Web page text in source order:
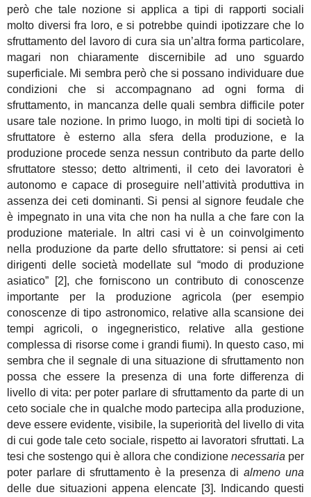
però che tale nozione si applica a tipi di rapporti sociali
molto diversi fra loro, e si potrebbe quindi ipotizzare che lo
sfruttamento del lavoro di cura sia un’altra forma particolare,
magari non chiaramente discernibile ad uno sguardo
superficiale. Mi sembra però che si possano individuare due
condizioni che si accompagnano ad ogni forma di
sfruttamento, in mancanza delle quali sembra difficile poter
usare tale nozione. In primo luogo, in molti tipi di società lo
sfruttatore è esterno alla sfera della produzione, e la
produzione procede senza nessun contributo da parte dello
sfruttatore stesso; detto altrimenti, il ceto dei lavoratori è
autonomo e capace di proseguire nell’attività produttiva in
assenza dei ceti dominanti. Si pensi al signore feudale che
è impegnato in una vita che non ha nulla a che fare con la
produzione materiale. In altri casi vi è un coinvolgimento
nella produzione da parte dello sfruttatore: si pensi ai ceti
dirigenti delle società modellate sul “modo di produzione
asiatico” [2], che forniscono un contributo di conoscenze
importante per la produzione agricola (per esempio
conoscenze di tipo astronomico, relative alla scansione dei
tempi agricoli, o ingegneristico, relative alla gestione
complessa di risorse come i grandi fiumi). In questo caso, mi
sembra che il segnale di una situazione di sfruttamento non
possa che essere la presenza di una forte differenza di
livello di vita: per poter parlare di sfruttamento da parte di un
ceto sociale che in qualche modo partecipa alla produzione,
deve essere evidente, visibile, la superiorità del livello di vita
di cui gode tale ceto sociale, rispetto ai lavoratori sfruttati. La
tesi che sostengo qui è allora che condizione necessaria per
poter parlare di sfruttamento è la presenza dialmeno una
delle due situazioni appena elencate [3]. Indicando questi